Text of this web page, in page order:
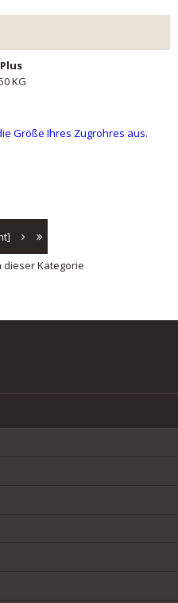
KG
Größe Ihres Zugrohres aus.
Kategorie